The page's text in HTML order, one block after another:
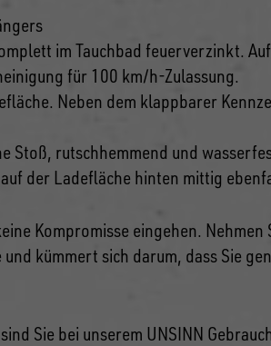
im Tauchbad feuerverzinkt.
für 100 km/h-Zulassung.
Neben dem klappbarer
Stoß, rutschhemmend und
der Ladefläche hinten mittig
Kompromisse eingehen.
kümmert sich darum, dass Sie
Sie bei unserem UNSINN